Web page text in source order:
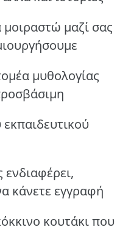
μοιραστώ μαζί σας
μυθολογίας
ενδιαφέρει,
κάνετε εγγραφή
κουτάκι που